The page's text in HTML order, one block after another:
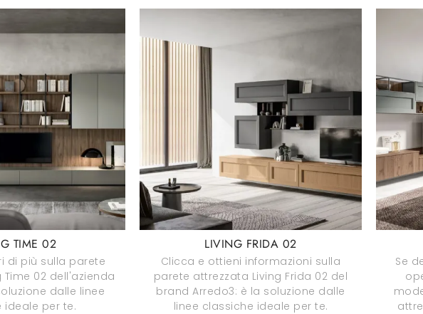
TIME 02
di più sulla parete
Time 02 dell'azienda
dalle linee
ideale per te.
LIVING FRIDA 02
Clicca e ottieni informazioni sulla
parete attrezzata Living Frida 02 del
brand Arredo3: è la soluzione dalle
linee classiche ideale per te.
Se